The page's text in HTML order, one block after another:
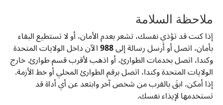
ملاحظة السلامة
إذا كنت قد تؤذي نفسك، تشعر بعدم الأمان، أو لا تستطيع البقاء
بأمان، اتصل أو أرسل رسالة إلى988الآن داخل الولايات المتحدة
وكندا، اتصل بخدمات الطوارئ، أو اذهب لأقرب قسم طوارئ. خارج
الولايات المتحدة وكندا، اتصل برقم الطوارئ المحلي أو خط الأزمة.
إذا أمكن، ابقَ بالقرب من شخص آخر وابتعد عن أي أداة قد
تستخدمها لإيذاء نفسك.